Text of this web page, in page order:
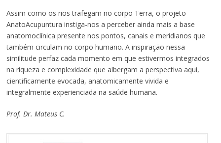
Assim como os rios trafegam no corpo Terra, o projeto
AnatoAcupuntura instiga-nos a perceber ainda mais a base
anatomoclínica presente nos pontos, canais e meridianos que
também circulam no corpo humano. A inspiração nessa
similitude perfaz cada momento em que estivermos integrados
na riqueza e complexidade que albergam a perspectiva aqui,
cientificamente evocada, anatomicamente vivida e
integralmente experienciada na saúde humana.
Prof. Dr. Mateus C.